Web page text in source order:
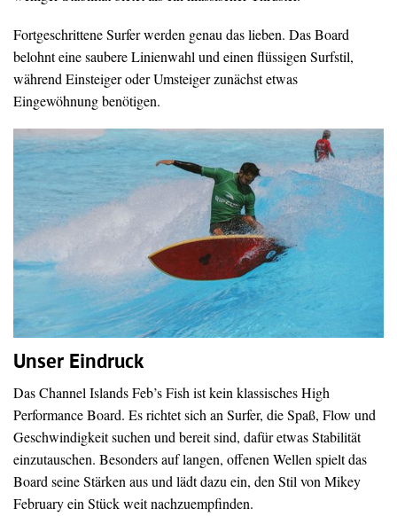
Fortgeschrittene Surfer werden genau das lieben. Das Board
belohnt eine saubere Linienwahl und einen flüssigen Surfstil,
während Einsteiger oder Umsteiger zunächst etwas
Eingewöhnung benötigen.
Unser Eindruck
Das Channel Islands Feb’s Fish ist kein klassisches High
Performance Board. Es richtet sich an Surfer, die Spaß, Flow und
Geschwindigkeit suchen und bereit sind, dafür etwas Stabilität
einzutauschen. Besonders auf langen, offenen Wellen spielt das
Board seine Stärken aus und lädt dazu ein, den Stil von Mikey
February ein Stück weit nachzuempfinden.